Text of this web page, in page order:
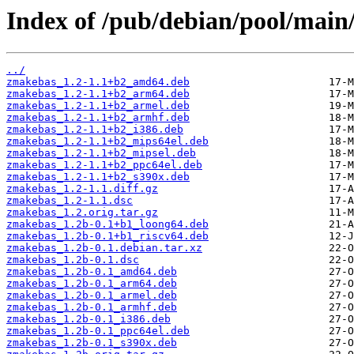
Index of /pub/debian/pool/
../
zmakebas_1.2-1.1+b2_amd64.deb
zmakebas_1.2-1.1+b2_arm64.deb
zmakebas_1.2-1.1+b2_armel.deb
zmakebas_1.2-1.1+b2_armhf.deb
zmakebas_1.2-1.1+b2_i386.deb
zmakebas_1.2-1.1+b2_mips64el.deb
zmakebas_1.2-1.1+b2_mipsel.deb
zmakebas_1.2-1.1+b2_ppc64el.deb
zmakebas_1.2-1.1+b2_s390x.deb
zmakebas_1.2-1.1.diff.gz
zmakebas_1.2-1.1.dsc
zmakebas_1.2.orig.tar.gz
zmakebas_1.2b-0.1+b1_loong64.deb
zmakebas_1.2b-0.1+b1_riscv64.deb
zmakebas_1.2b-0.1.debian.tar.xz
zmakebas_1.2b-0.1.dsc
zmakebas_1.2b-0.1_amd64.deb
zmakebas_1.2b-0.1_arm64.deb
zmakebas_1.2b-0.1_armel.deb
zmakebas_1.2b-0.1_armhf.deb
zmakebas_1.2b-0.1_i386.deb
zmakebas_1.2b-0.1_ppc64el.deb
zmakebas_1.2b-0.1_s390x.deb